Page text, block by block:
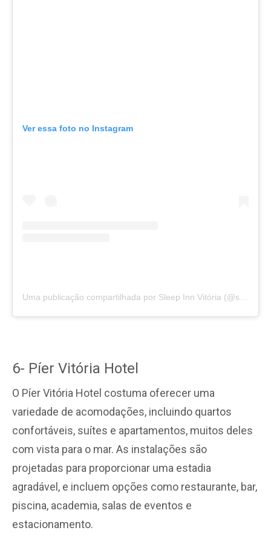
Ver essa foto no Instagram
Uma publicação compartilhada por Sleep Inn Vitória (@sleepinnvitoria)
6- Píer Vitória Hotel
O Píer Vitória Hotel costuma oferecer uma
variedade de acomodações, incluindo quartos
confortáveis, suítes e apartamentos, muitos deles
com vista para o mar. As instalações são
projetadas para proporcionar uma estadia
agradável, e incluem opções como restaurante, bar,
piscina, academia, salas de eventos e
estacionamento.